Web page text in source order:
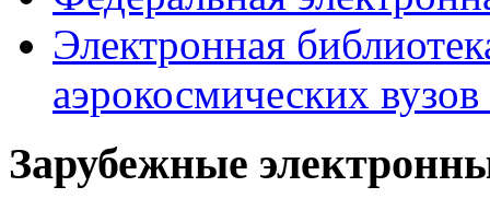
Электронная
аэрокосмических
Зарубежные